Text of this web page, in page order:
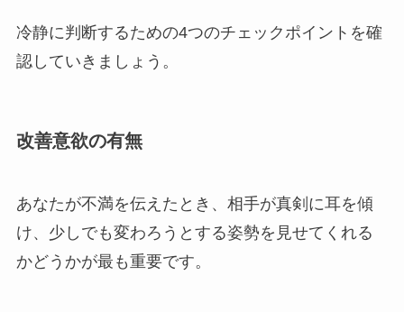
冷静に判断するための4つのチェックポイントを確
認していきましょう。
改善意欲の有無
あなたが不満を伝えたとき、相手が真剣に耳を傾
け、少しでも変わろうとする姿勢を見せてくれる
かどうかが最も重要です。